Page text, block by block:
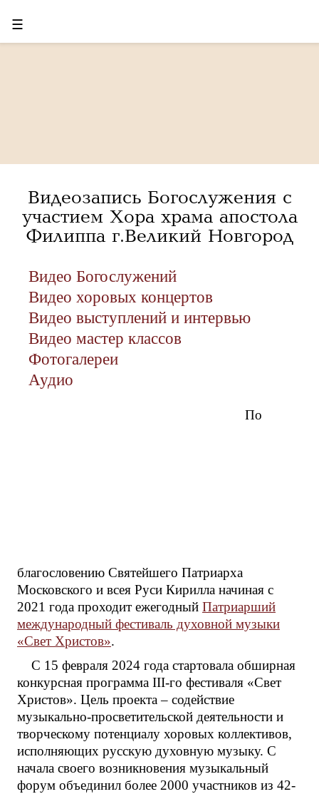
☰
Видеозапись Богослужения с
участием Хора храма апостола
Филиппа г.Великий Новгород
Видео Богослужений
Видео хоровых концертов
Видео выступлений и интервью
Видео мастер классов
Фотогалереи
Аудио
По
благословению Святейшего Патриарха
Московского и всея Руси Кирилла начиная с
2021 года проходит ежегодный Патриарший
международный фестиваль духовной музыки
«Свет Христов».
С 15 февраля 2024 года стартовала обширная
конкурсная программа III-го фестиваля «Свет
Христов». Цель проекта – содействие
музыкально-просветительской деятельности и
творческому потенциалу хоровых коллективов,
исполняющих русскую духовную музыку. С
начала своего возникновения музыкальный
форум объединил более 2000 участников из 42-